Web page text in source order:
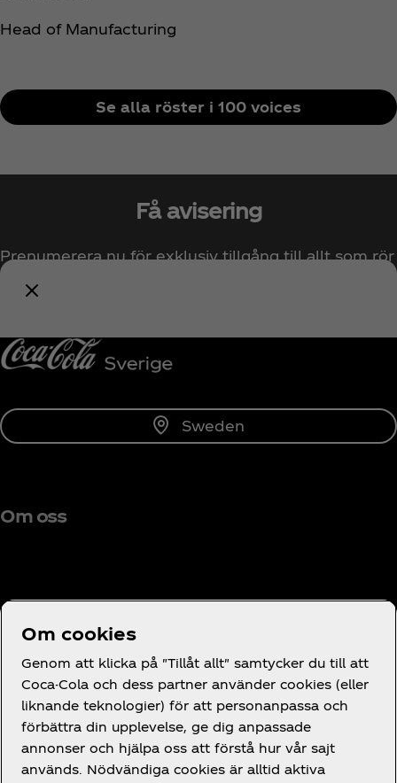
Head of Manufacturing
Se alla röster i 100 voices
Få avisering
Prenumerera nu för exklusiv tillgång till allt som rör
Sweden
Om oss
Behöver du hjälp?
Juridik
Om cookies
Genom att klicka på "Tillåt allt" samtycker du till att
Coca-Cola och dess partner använder cookies (eller
liknande teknologier) för att personanpassa och
förbättra din upplevelse, ge dig anpassade
annonser och hjälpa oss att förstå hur vår sajt
används. Nödvändiga cookies är alltid aktiva